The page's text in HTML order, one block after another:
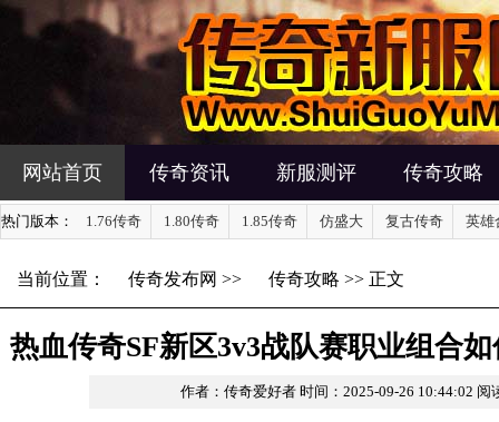
网站首页 传奇资讯 新服测评 传奇攻略
热门版本： 1.76传奇 1.80传奇 1.85传奇 仿盛大 复古传奇 英雄
当前位置： 传奇发布网 >> 传奇攻略 >> 正文
热血传奇SF新区3v3战队赛职业组合
作者：传奇爱好者 时间：2025-09-26 10:44:02 阅